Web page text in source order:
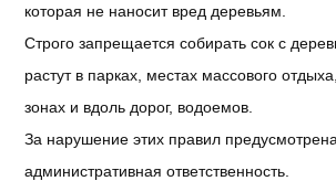
которая не наносит вред деревьям.
Строго запрещается собирать сок с
растут в парках, местах массового
зонах и вдоль дорог, водоемов.
За нарушение этих правил предусмотрена
административная ответственность.